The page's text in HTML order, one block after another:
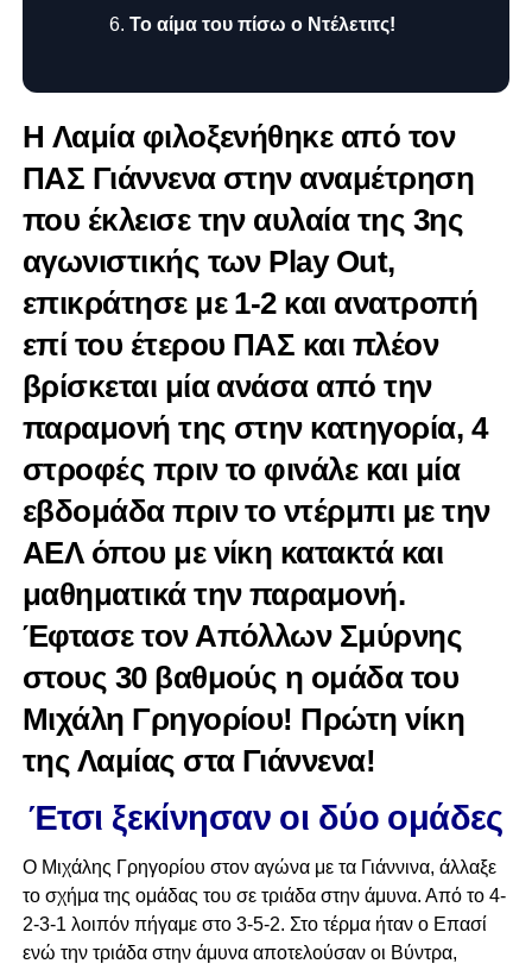
Το αίμα του πίσω ο Ντέλετιτς!
H Λαμία φιλοξενήθηκε από τον
ΠΑΣ Γιάννενα στην αναμέτρηση
που έκλεισε την αυλαία της 3ης
αγωνιστικής των Play Out,
επικράτησε με 1-2 και ανατροπή
επί του έτερου ΠΑΣ και πλέον
βρίσκεται μία ανάσα από την
παραμονή της στην κατηγορία, 4
στροφές πριν το φινάλε και μία
εβδομάδα πριν το ντέρμπι με την
ΑΕΛ όπου με νίκη κατακτά και
μαθηματικά την παραμονή.
Έφτασε τον Απόλλων Σμύρνης
στους 30 βαθμούς η ομάδα του
Μιχάλη Γρηγορίου! Πρώτη νίκη
της Λαμίας στα Γιάννενα!
Έτσι ξεκίνησαν οι δύο ομάδες
Ο Μιχάλης Γρηγορίου στον αγώνα με τα Γιάννινα, άλλαξε
το σχήμα της ομάδας του σε τριάδα στην άμυνα. Από το 4-
2-3-1 λοιπόν πήγαμε στο 3-5-2. Στο τέρμα ήταν ο Επασί
ενώ την τριάδα στην άμυνα αποτελούσαν οι Βύντρα,